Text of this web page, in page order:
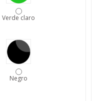
Verde claro
Negro